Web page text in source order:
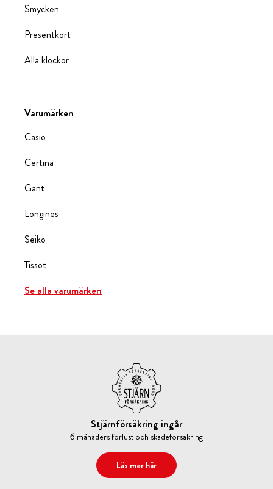
Smycken
Presentkort
Alla klockor
Varumärken
Casio
Certina
Gant
Longines
Seiko
Tissot
Se alla varumärken
Stjärnförsäkring ingår
6 månaders förlust och skadeförsäkring
Läs mer här